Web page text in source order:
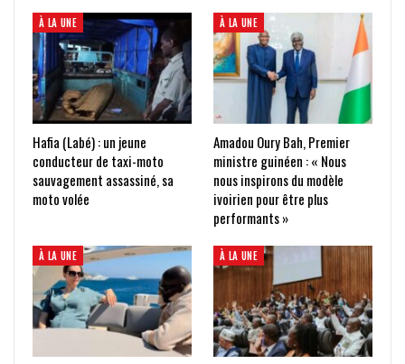
À LA UNE
Hafia (Labé) : un jeune
conducteur de taxi-moto
sauvagement assassiné, sa
moto volée
À LA UNE
Amadou Oury Bah, Premier
ministre guinéen : « Nous
nous inspirons du modèle
ivoirien pour être plus
performants »
À LA UNE À LA UNE